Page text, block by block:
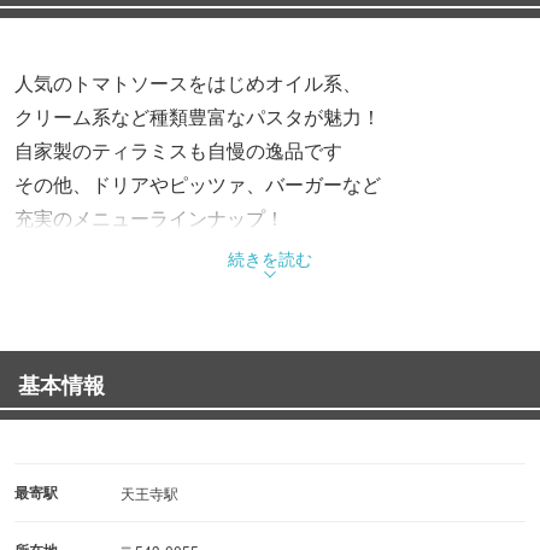
人気のトマトソースをはじめオイル系、
クリーム系など種類豊富なパスタが魅力！
自家製のティラミスも自慢の逸品です
その他、ドリアやピッツァ、バーガーなど
充実のメニューラインナップ！
お食事＆カフェ利用にぜひご来店ください
続きを読む
基本情報
最寄駅 天王寺駅